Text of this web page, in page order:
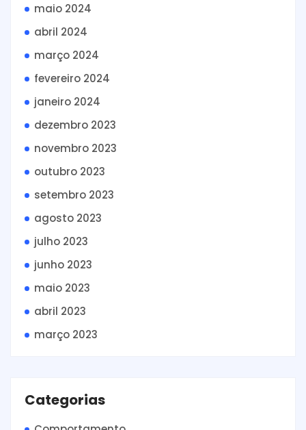
maio 2024
abril 2024
março 2024
fevereiro 2024
janeiro 2024
dezembro 2023
novembro 2023
outubro 2023
setembro 2023
agosto 2023
julho 2023
junho 2023
maio 2023
abril 2023
março 2023
Categorias